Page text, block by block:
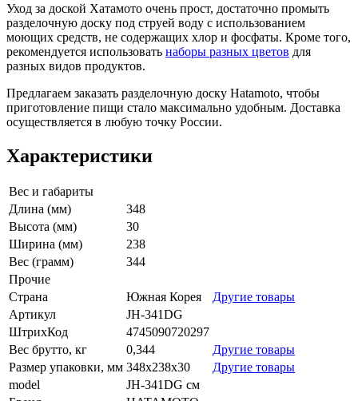
Уход за доской Хатамото очень прост, достаточно промыть
разделочную доску под струей воду с использованием
моющих средств, не содержащих хлор и фосфаты. Кроме того,
рекомендуется использовать наборы разных цветов для
разных видов продуктов.
Предлагаем заказать разделочную доску Hatamoto, чтобы
приготовление пищи стало максимально удобным. Доставка
осуществляется в любую точку России.
Характеристики
Вес и габариты
Длина (мм)
348
Высота (мм)
30
Ширина (мм)
238
Вес (грамм)
344
Прочие
Страна
Южная Корея
Другие товары
Артикул
JH-341DG
ШтрихКод
4745090720297
Вес брутто, кг
0,344
Другие товары
Размер упаковки, мм 348x238x30
Другие товары
model
JH-341DG см